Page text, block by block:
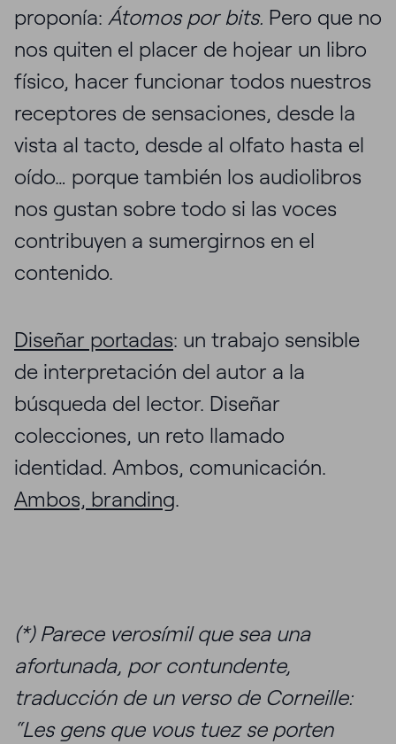
proponía: Átomos por bits. Pero que no
nos quiten el placer de hojear un libro
físico, hacer funcionar todos nuestros
receptores de sensaciones, desde la
vista al tacto, desde al olfato hasta el
oído… porque también los audiolibros
nos gustan sobre todo si las voces
contribuyen a sumergirnos en el
contenido.
Diseñar portadas: un trabajo sensible
de interpretación del autor a la
búsqueda del lector. Diseñar
colecciones, un reto llamado
identidad. Ambos, comunicación.
Ambos, branding.
(*) Parece verosímil que sea una
afortunada, por contundente,
traducción de un verso de Corneille:
“Les gens que vous tuez se porten